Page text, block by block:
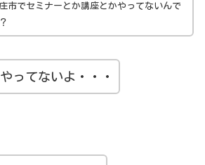
市でセミナーとか講座とかやってないんで
ってないよ・・・